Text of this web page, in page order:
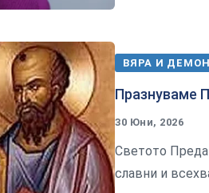
ВЯРА И
Празнуваме
30 Юни, 2026
Светото
славни и